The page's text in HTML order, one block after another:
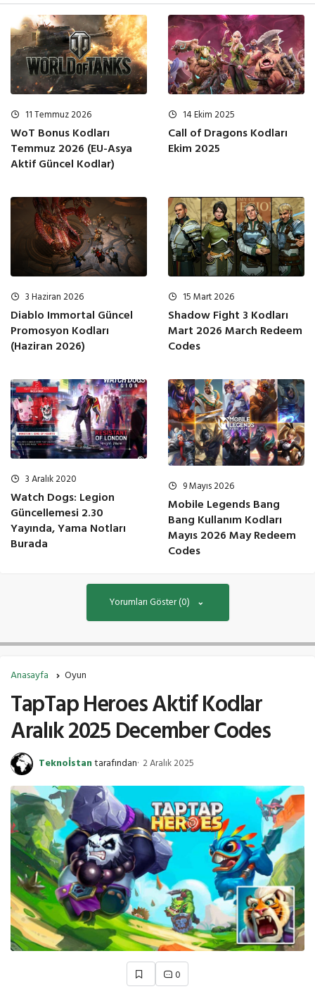
11 Temmuz 2026
WoT Bonus Kodları
Temmuz 2026 (EU-Asya
Aktif Güncel Kodlar)
14 Ekim 2025
Call of Dragons Kodları
Ekim 2025
3 Haziran 2026
Diablo Immortal Güncel
Promosyon Kodları
(Haziran 2026)
15 Mart 2026
Shadow Fight 3 Kodları
Mart 2026 March Redeem
Codes
3 Aralık 2020
Watch Dogs: Legion
Güncellemesi 2.30
Yayında, Yama Notları
Burada
9 Mayıs 2026
Mobile Legends Bang
Bang Kullanım Kodları
Mayıs 2026 May Redeem
Codes
Yorumları Göster (0)
Anasayfa Oyun
TapTap Heroes Aktif Kodlar
Aralık 2025 December Codes
Teknoİstantarafından 2 Aralık 2025
0